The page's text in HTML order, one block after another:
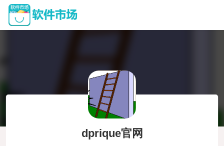
dprique官网